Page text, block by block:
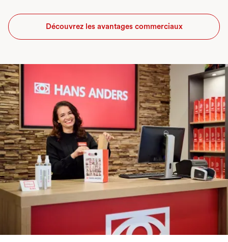
Découvrez les avantages commerciaux